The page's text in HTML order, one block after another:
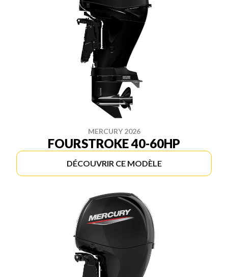
MERCURY 2026
FOURSTROKE 40-60HP
DÉCOUVRIR CE MODÈLE